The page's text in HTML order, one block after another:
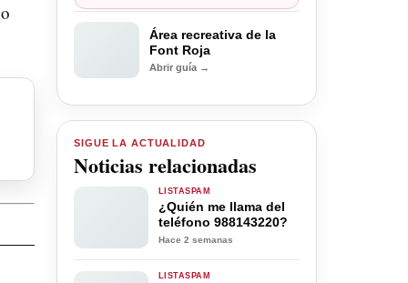
Área recreativa de la
Font Roja
Abrir guía →
SIGUE LA ACTUALIDAD
Noticias relacionadas
LISTASPAM
¿Quién me llama del
teléfono 988143220?
Hace 2 semanas
LISTASPAM